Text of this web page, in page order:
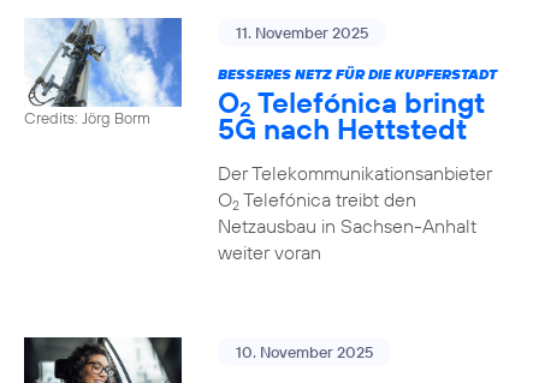
Credits: Jörg Borm
11. November 2025
BESSERES NETZ FÜR DIE KUPFERSTADT
O2 Telefónica bringt
5G nach Hettstedt
Der Telekommunikationsanbieter
O2Telefónica treibt den
Netzausbau in Sachsen-Anhalt
weiter voran
10. November 2025